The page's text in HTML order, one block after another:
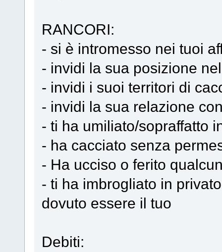
RANCORI:
- si è intromesso nei tuoi
- invidi la sua posizione
- invidi i suoi territori di
- invidi la sua relazione
- ti ha umiliato/sopraffatto
- ha cacciato senza
- Ha ucciso o ferito
- ti ha imbrogliato in
dovuto essere il tuo
Debiti: